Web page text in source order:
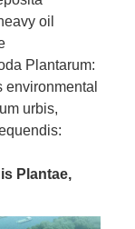
oil
Plantarum:
urbis,
Plantae,